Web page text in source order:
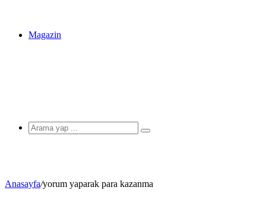
Magazin
Arama
Anasayfa/yorum yaparak para kazanma